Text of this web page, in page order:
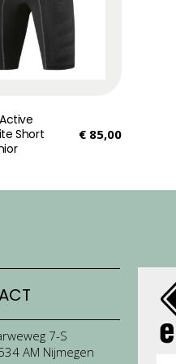
Short
€85,00
7-S
AM Nijmegen